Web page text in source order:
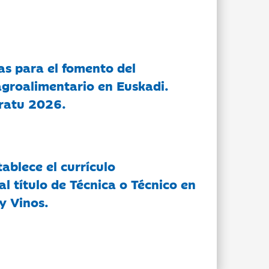
para el fomento del
en Euskadi.
2026.
el currículo
título de Técnica o Técnico en
Vinos.